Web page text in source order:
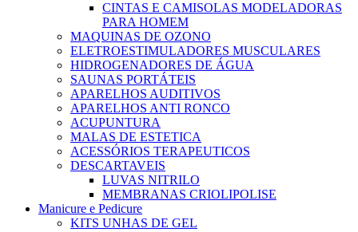
CINTAS E CAMISOLAS MODELADORAS
PARA HOMEM
MAQUINAS DE OZONO
ELETROESTIMULADORES MUSCULARES
HIDROGENADORES DE ÁGUA
SAUNAS PORTÁTEIS
APARELHOS AUDITIVOS
APARELHOS ANTI RONCO
ACUPUNTURA
MALAS DE ESTETICA
ACESSÓRIOS TERAPEUTICOS
DESCARTAVEIS
LUVAS NITRILO
MEMBRANAS CRIOLIPOLISE
Manicure e Pedicure
KITS UNHAS DE GEL